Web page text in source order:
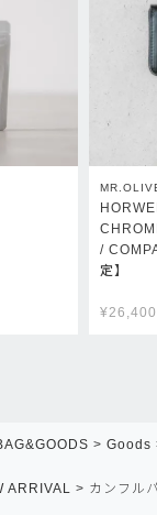
/
定】
¥26,400
Goods
ARRIVAL カンフル